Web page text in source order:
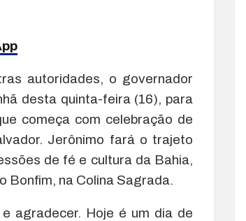
autoridades, o governador
desta quinta-feira (16), para
começa com celebração de
Jerônimo fará o trajeto
de fé e cultura da Bahia,
Bonfim, na Colina Sagrada.
agradecer. Hoje é um dia de